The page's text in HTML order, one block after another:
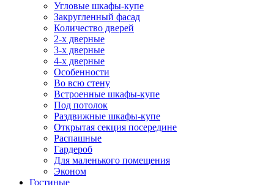
Угловые шкафы-купе
Закругленный фасад
Количество дверей
2-х дверные
3-х дверные
4-х дверные
Особенности
Во всю стену
Встроенные шкафы-купе
Под потолок
Раздвижные шкафы-купе
Открытая секция посередине
Распашные
Гардероб
Для маленького помещения
Эконом
Гостиные